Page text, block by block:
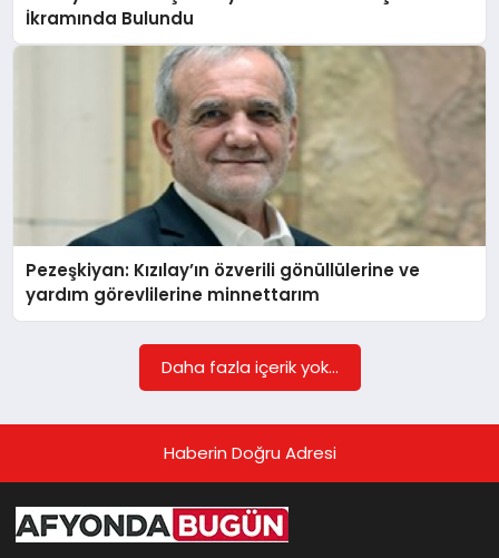
SIYASET
İkramında Bulundu
Pezeşkiyan: Kızılay’ın özverili gönüllülerine ve
yardım görevlilerine minnettarım
Daha fazla içerik yok...
Haberin Doğru Adresi